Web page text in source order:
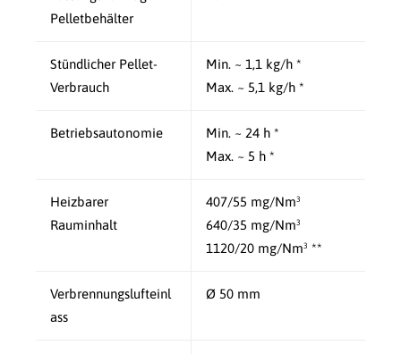
Pelletbehälter
Stündlicher Pellet-
Verbrauch
Min. ~ 1,1 kg/h *
Max. ~ 5,1 kg/h *
Betriebsautonomie
Min. ~ 24 h *
Max. ~ 5 h *
Heizbarer
Rauminhalt
407/55 mg/Nm³
640/35 mg/Nm³
1120/20 mg/Nm³ **
Verbrennungslufteinl
ass
Ø 50 mm